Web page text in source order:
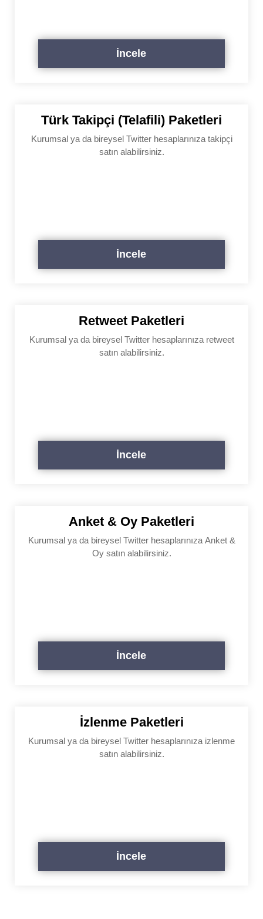
İncele
Türk Takipçi (Telafili) Paketleri
Kurumsal ya da bireysel Twitter hesaplarınıza takipçi
satın alabilirsiniz.
İncele
Retweet Paketleri
Kurumsal ya da bireysel Twitter hesaplarınıza retweet
satın alabilirsiniz.
İncele
Anket & Oy Paketleri
Kurumsal ya da bireysel Twitter hesaplarınıza Anket &
Oy satın alabilirsiniz.
İncele
İzlenme Paketleri
Kurumsal ya da bireysel Twitter hesaplarınıza izlenme
satın alabilirsiniz.
İncele